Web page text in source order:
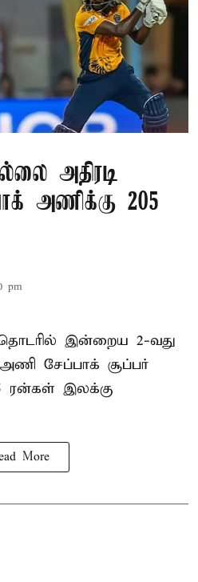
அதிரடி
அணிக்கு 205
pm
தொடரில் இன்றைய 2-வது
சேப்பாக் சூப்பர்
ரன்கள் இலக்கு
More